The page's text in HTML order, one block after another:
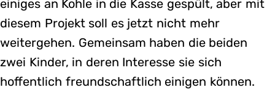
einiges an Kohle in die Kasse gespült, aber mit
diesem Projekt soll es jetzt nicht mehr
weitergehen. Gemeinsam haben die beiden
zwei Kinder, in deren Interesse sie sich
hoffentlich freundschaftlich einigen können.